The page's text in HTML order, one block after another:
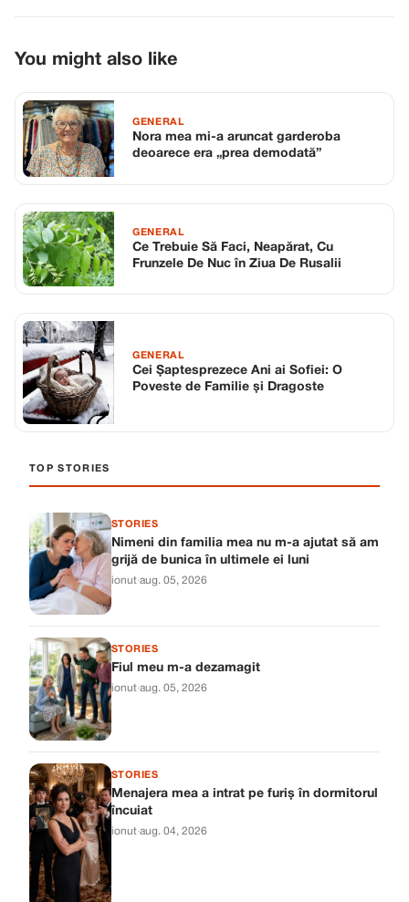
You might also like
GENERAL
Nora mea mi-a aruncat garderoba
deoarece era „prea demodată”
GENERAL
Ce Trebuie Să Faci, Neapărat, Cu
Frunzele De Nuc în Ziua De Rusalii
GENERAL
Cei Șaptesprezece Ani ai Sofiei: O
Poveste de Familie și Dragoste
TOP STORIES
STORIES
Nimeni din familia mea nu m-a ajutat să am
grijă de bunica în ultimele ei luni
ionut·aug. 05, 2026
STORIES
Fiul meu m-a dezamagit
ionut·aug. 05, 2026
STORIES
Menajera mea a intrat pe furiș în dormitorul
încuiat
ionut·aug. 04, 2026